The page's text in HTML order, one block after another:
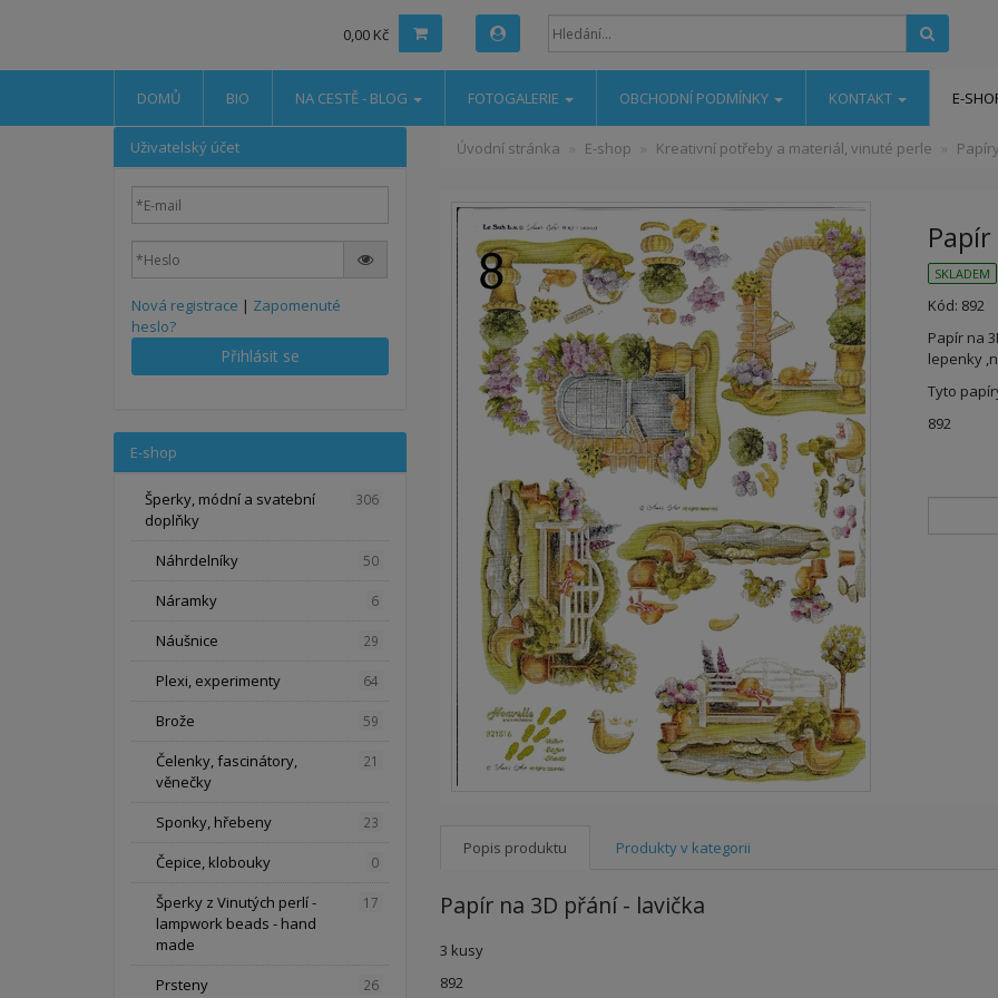
0,00 Kč
DOMŮ BIO NA CESTĚ - BLOG FOTOGALERIE OBCHODNÍ PODMÍNKY KONTAKT E-
Úvodní stránka E-shop Kreativní potřeby a materiál, vinuté perle Papíry
SKLADEM
Kód: 892
Papír na
lepenky
Tyto
892
Popis produktu Produkty v kategorii
Papír na 3D přání - lavička
3 kusy
892
Uživatelský účet
Nová registrace | Zapomenuté
heslo?
Přihlásit se
E-shop
Šperky, módní a svatební
doplňky
306
Náhrdelníky 50
Náramky 6
Náušnice 29
Plexi, experimenty 64
Brože 59
Čelenky, fascinátory,
věnečky
21
Sponky, hřebeny 23
Čepice, klobouky 0
Šperky z Vinutých perlí -
lampwork beads - hand
made
17
Prsteny 26